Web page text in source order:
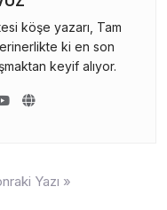
köşe yazarı, Tam
ki en son
keyif alıyor.
Yazı »